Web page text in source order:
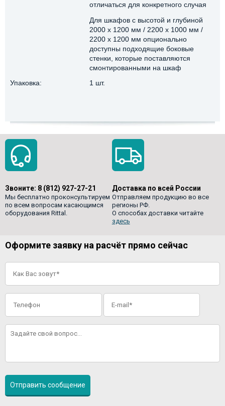
отличаться для конкретного случая
Для шкафов с высотой и глубиной
2000 x 1200 мм / 2200 x 1000 мм /
2200 x 1200 мм опционально
доступны подходящие боковые
стенки, которые поставляются
смонтированными на шкаф
Упаковка:
1 шт.
Звоните: 8 (812) 927-27-21
Мы бесплатно проконсультируем
по всем вопросам касающимся
оборудования Rittal.
Доставка по всей России
Отправляем продукцию во все
регионы РФ.
О способах доставки читайте
здесь
Оформите заявку на расчёт прямо сейчас